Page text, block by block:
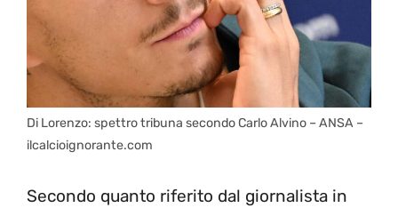
Di Lorenzo: spettro tribuna secondo Carlo Alvino – ANSA –
ilcalcioignorante.com
Secondo quanto riferito dal giornalista in